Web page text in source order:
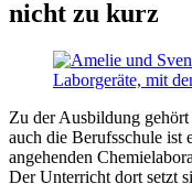
nicht zu kurz
Zu der Ausbildung
auch die Berufsschule
angehenden
Der Unterricht dort setzt